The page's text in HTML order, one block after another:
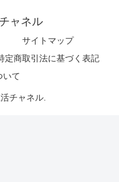
ャネル
サイトマップ
定商取引法に基づく表記
いて
チャネル.